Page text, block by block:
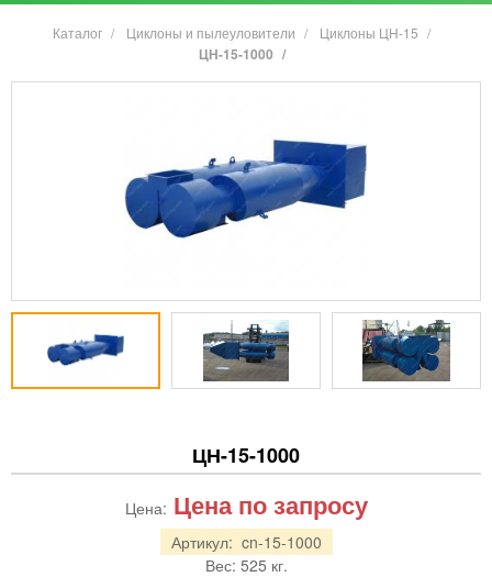
Каталог Циклоны и пылеуловители Циклоны ЦН-15
ЦН-15-1000
ЦН-15-1000
Артикул: cn-15-1000
Вес: 525 кг.
Цена: Цена по запросу